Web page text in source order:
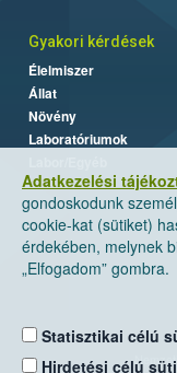
Adatkezelési
gondoskodunk
cookie-kat (sütiket)
érdekében, melynek
„Elfogadom” gombra.
Statisztikai célú
Hirdetési célú
Gyakori kérdések
Élelmiszer
Állat
Növény
Laboratóriumok